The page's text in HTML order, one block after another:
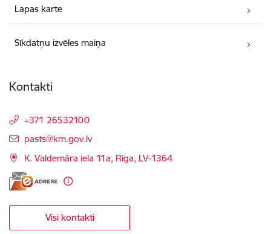
Lapas karte
Sīkdatņu izvēles maiņa
Kontakti
+371 26532100
E-pasts:
pasts@km.gov.lv
K. Valdemāra iela 11a, Rīga, LV-1364
Visi kontakti